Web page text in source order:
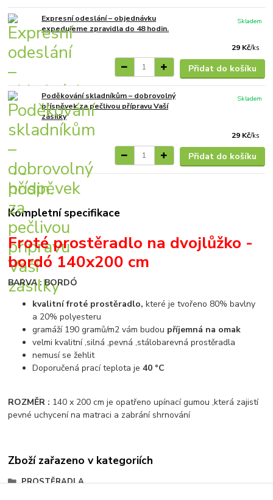
Expresní odeslání – objednávku
expedujeme zpravidla do 48 hodin.
29 Kč/ks
Skladem
Přidat do košíku
Poděkování skladníkům – dobrovolný
příspěvek za pečlivou přípravu Vaší
zásilky
29 Kč/ks
Skladem
Přidat do košíku
Kompletní specifikace
Froté prostěradlo na dvojlůžko -
bordó 140x200 cm
BARVA : BORDÓ
kvalitní froté prostěradlo,které je tvořeno 80% bavlny
a 20% polyesteru
gramáží 190 gramů/m2 vám budou příjemná na omak
velmi kvalitní ,silná ,pevná ,stálobarevná prostěradla
nemusí se žehlit
Doporučená prací teplota je40 °C
ROZMĚR : 140 x 200 cm je opatřeno upínací gumou ,která zajistí
pevné uchycení na matraci a zabrání shrnování
Zboží zařazeno v kategoriích
PROSTĚRADLA